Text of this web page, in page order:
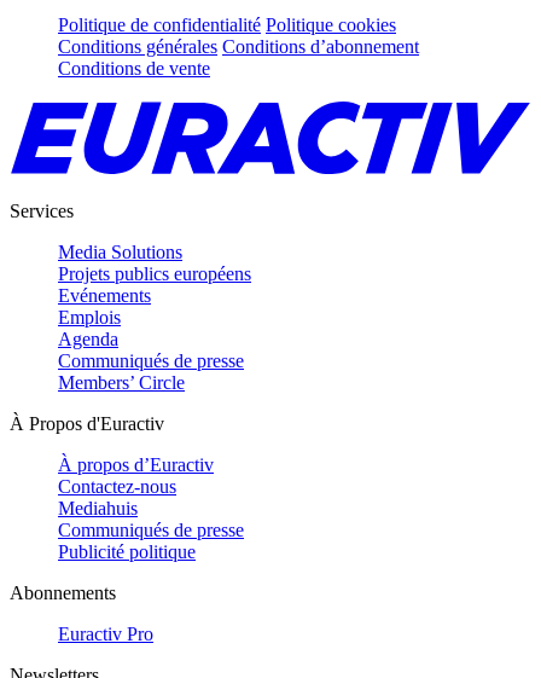
Politique de confidentialité Politique cookies
Conditions générales Conditions d’abonnement
Conditions de vente
Services
Media Solutions
Projets publics européens
Evénements
Emplois
Agenda
Communiqués de presse
Members’ Circle
À Propos d'Euractiv
À propos d’Euractiv
Contactez-nous
Mediahuis
Communiqués de presse
Publicité politique
Abonnements
Euractiv Pro